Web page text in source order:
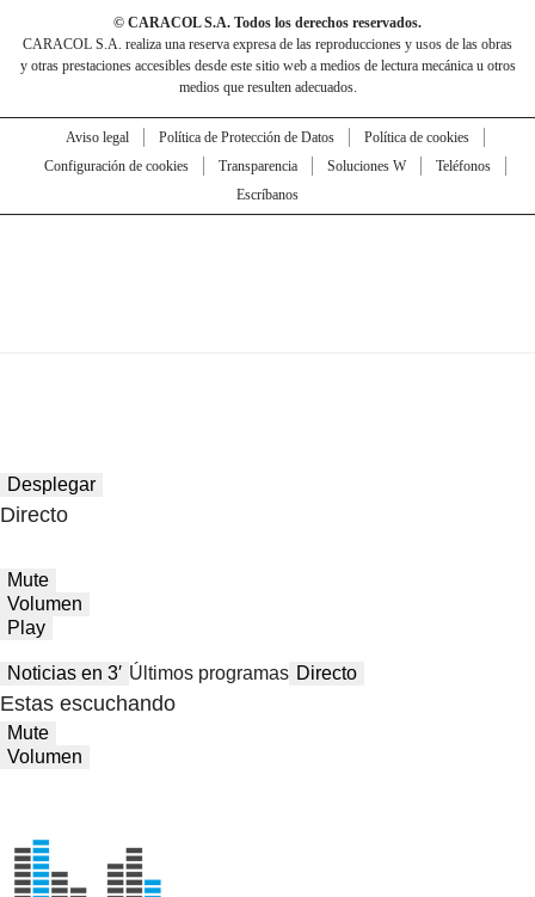
© CARACOL S.A. Todos los derechos reservados.
CARACOL S.A. realiza una reserva expresa de las reproducciones y usos de las obras
y otras prestaciones accesibles desde este sitio web a medios de lectura mecánica u otros
medios que resulten adecuados.
Aviso legal Política de Protección de Datos
Política de cookies
Configuración de cookies
Transparencia Soluciones W
Teléfonos
Escríbanos
Desplegar
Directo
Mute
Volumen
Play
Noticias en 3′ Últimos programas Directo
Estas escuchando
Mute
Volumen